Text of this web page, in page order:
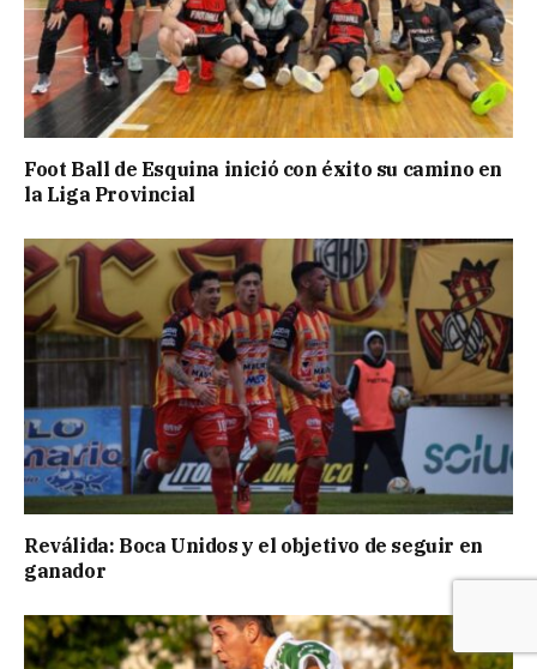
Foot Ball de Esquina inició con éxito su camino en
la Liga Provincial
Reválida: Boca Unidos y el objetivo de seguir en
ganador